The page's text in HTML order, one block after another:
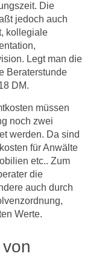
Die
jedoch auch
kollegiale
Legt man die
Beraterstunde
DM.
müssen
noch zwei
werden. Da sind
für Anwälte
etc.. Zum
die
auch durch
Werte.